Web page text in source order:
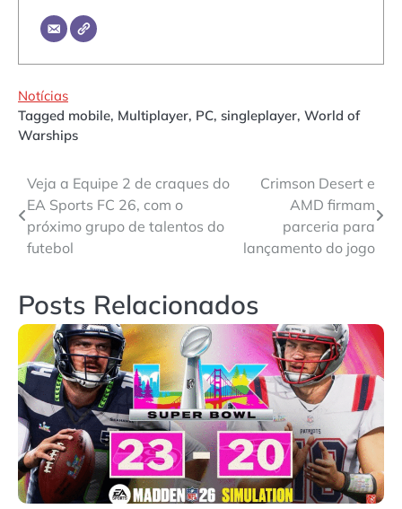
Notícias
Tagged mobile, Multiplayer, PC, singleplayer, World of
Warships
Navegação
de
Post
Veja a Equipe 2 de craques do
EA Sports FC 26, com o
próximo grupo de talentos do
futebol
Crimson Desert e
AMD firmam
parceria para
lançamento do jogo
Posts Relacionados